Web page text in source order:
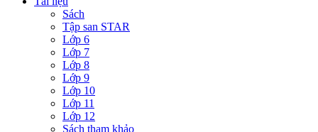
Sách
Tập san STAR
Lớp 6
Lớp 7
Lớp 8
Lớp 9
Lớp 10
Lớp 11
Lớp 12
Sách tham khảo